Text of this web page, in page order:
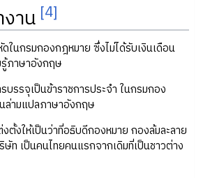
าน [4]
นกรมกองกฎหมาย ซึ่งไม่ได้รับเงินเดือน
ภาษาอังกฤษ
รรจุเป็นข้าราชการประจำ ในกรมกอง
ล่ามแปลภาษาอังกฤษ
งให้เป็นว่าที่อธิบดีกองหมาย กองล้มละลาย
ท เป็นคนไทยคนแรกจากเดิมที่เป็นชาวต่าง